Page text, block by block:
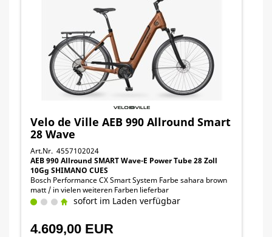
Velo de Ville AEB 990 Allround Smart
28 Wave
Art.Nr. 4557102024
AEB 990 Allround SMART Wave-E Power Tube 28 Zoll
10Gg SHIMANO CUES
Bosch Performance CX Smart System Farbe sahara brown
matt / in vielen weiteren Farben lieferbar
sofort im Laden verfügbar
4.609,00 EUR